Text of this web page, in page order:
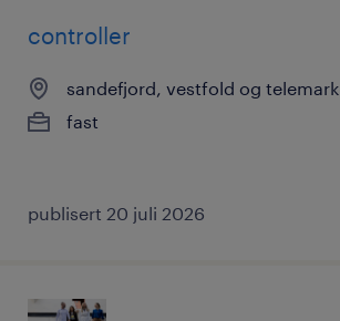
controller
sandefjord, vestfold og telemark
fast
publisert 20 juli 2026